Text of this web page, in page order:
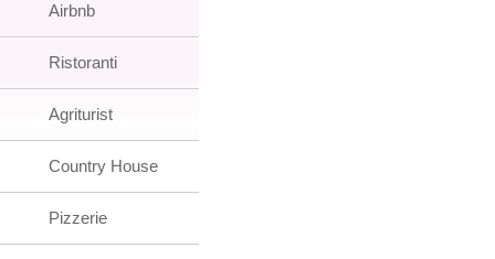
Airbnb
Ristoranti
Agriturist
Country House
Pizzerie